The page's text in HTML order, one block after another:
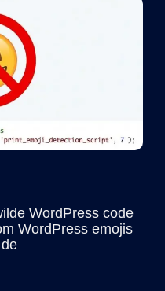
WordPress code
WordPress emojis